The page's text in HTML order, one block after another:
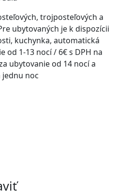
trojposteľových a
ubytovaných je k dispozícii
kuchynka, automatická
od 1-13 nocí / 6€ s DPH na
ubytovanie od 14 nocí a
jednu noc